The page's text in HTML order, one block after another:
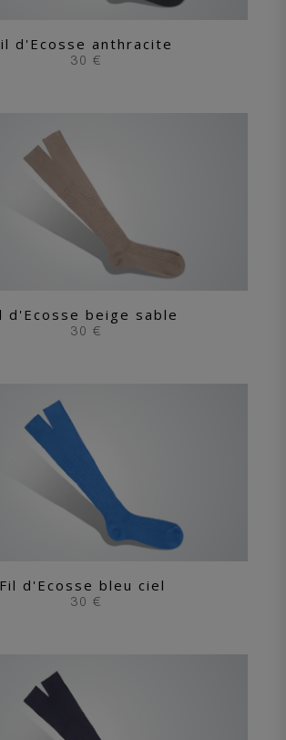
d'Ecosse anthracite
30 €
d'Ecosse beige sable
30 €
Fil d'Ecosse bleu ciel
30 €